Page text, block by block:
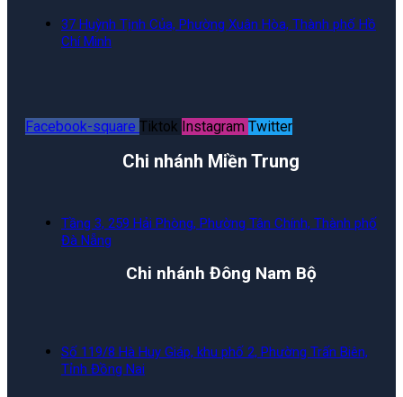
37 Huỳnh Tịnh Của, Phường Xuân Hòa, Thành phố Hồ
Chí Minh
Facebook-square Tiktok Instagram Twitter
Chi nhánh Miền Trung
Tầng 3, 259 Hải Phòng, Phường Tân Chính, Thành phố
Đà Nẵng
Chi nhánh Đông Nam Bộ
Số 119/8 Hà Huy Giáp, khu phố 2, Phường Trấn Biên,
Tỉnh Đồng Nai